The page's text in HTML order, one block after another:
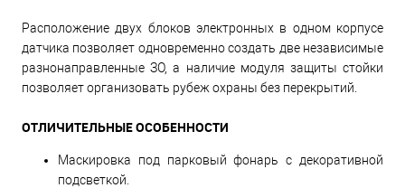
Расположение двух блоков электронных в одном корпусе
датчика позволяет одновременно создать две независимые
разнонаправленные ЗО, а наличие модуля защиты стойки
позволяет организовать рубеж охраны без перекрытий.
ОТЛИЧИТЕЛЬНЫЕ ОСОБЕННОСТИ
Маскировка под парковый фонарь с декоративной
подсветкой.